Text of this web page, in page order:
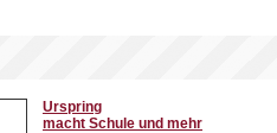
Urspring
macht Schule und mehr